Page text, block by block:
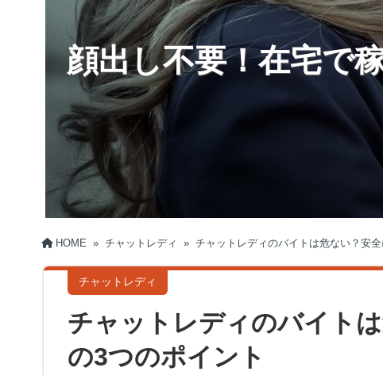
顔出し不要！在宅で
HOME » チャットレディ » チャットレディのバイトは危ない？安
チャットレディ
チャットレディのバイト
の3つのポイント